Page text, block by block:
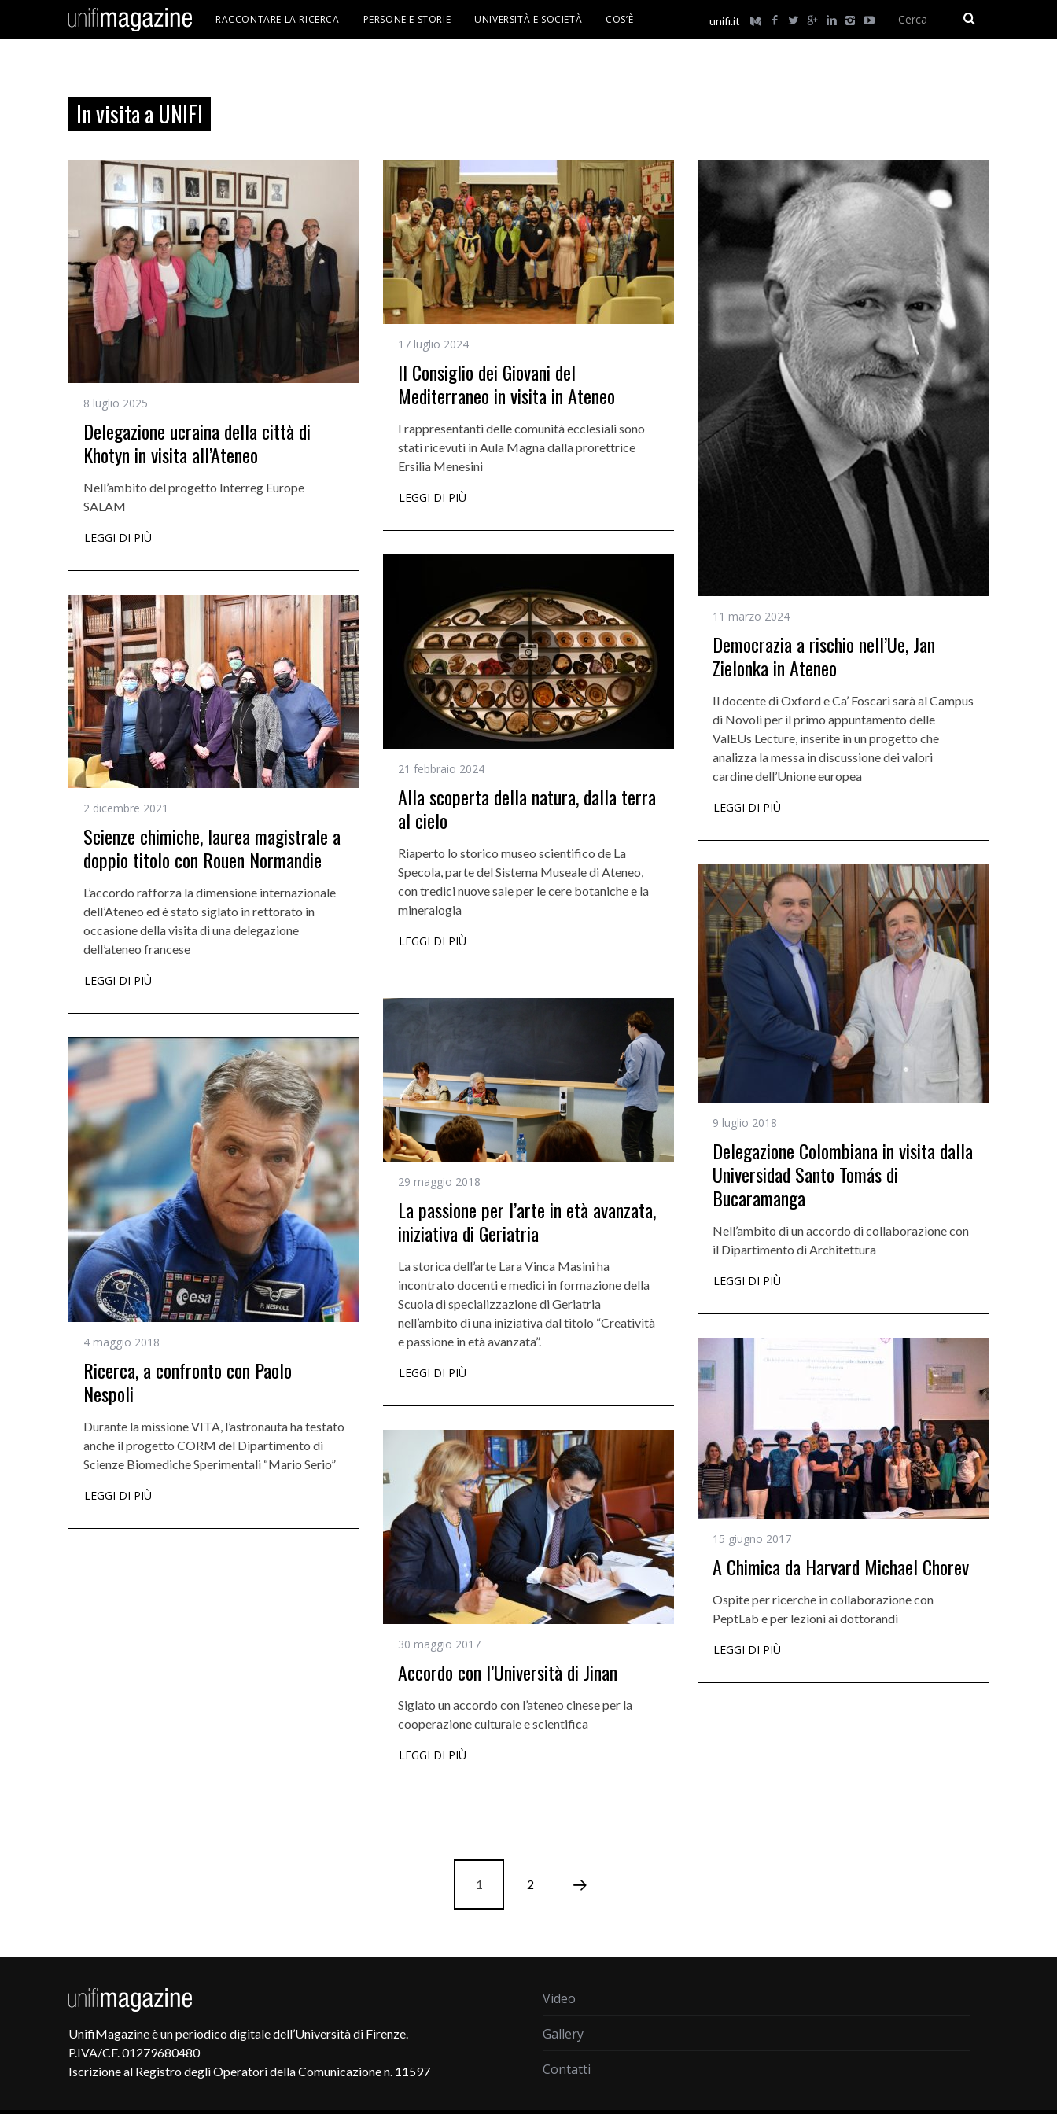
unifi.it
RACCONTARE LA RICERCA PERSONE E STORIE UNIVERSITÀ E SOCIETÀ COS’È
In visita a UNIFI
8 luglio 2025
Delegazione ucraina della città di
Khotyn in visita all’Ateneo
Nell’ambito del progetto Interreg Europe
SALAM
LEGGI DI PIÙ
17 luglio 2024
Il Consiglio dei Giovani del
Mediterraneo in visita in Ateneo
I rappresentanti delle comunità ecclesiali sono
stati ricevuti in Aula Magna dalla prorettrice
Ersilia Menesini
LEGGI DI PIÙ
11 marzo 2024
Democrazia a rischio nell’Ue, Jan
Zielonka in Ateneo
Il docente di Oxford e Ca’ Foscari sarà al Campus
di Novoli per il primo appuntamento delle
ValEUs Lecture, inserite in un progetto che
analizza la messa in discussione dei valori
cardine dell’Unione europea
LEGGI DI PIÙ
21 febbraio 2024
Alla scoperta della natura, dalla terra
al cielo
Riaperto lo storico museo scientifico de La
Specola, parte del Sistema Museale di Ateneo,
con tredici nuove sale per le cere botaniche e la
mineralogia
LEGGI DI PIÙ
2 dicembre 2021
Scienze chimiche, laurea magistrale a
doppio titolo con Rouen Normandie
L’accordo rafforza la dimensione internazionale
dell’Ateneo ed è stato siglato in rettorato in
occasione della visita di una delegazione
dell’ateneo francese
LEGGI DI PIÙ
9 luglio 2018
Delegazione Colombiana in visita dalla
Universidad Santo Tomás di
Bucaramanga
Nell’ambito di un accordo di collaborazione con
il Dipartimento di Architettura
LEGGI DI PIÙ
29 maggio 2018
La passione per l’arte in età avanzata,
iniziativa di Geriatria
La storica dell’arte Lara Vinca Masini ha
incontrato docenti e medici in formazione della
Scuola di specializzazione di Geriatria
nell’ambito di una iniziativa dal titolo “Creatività
e passione in età avanzata”.
LEGGI DI PIÙ
4 maggio 2018
Ricerca, a confronto con Paolo
Nespoli
Durante la missione VITA, l’astronauta ha testato
anche il progetto CORM del Dipartimento di
Scienze Biomediche Sperimentali “Mario Serio”
LEGGI DI PIÙ
15 giugno 2017
A Chimica da Harvard Michael Chorev
Ospite per ricerche in collaborazione con
PeptLab e per lezioni ai dottorandi
LEGGI DI PIÙ
30 maggio 2017
Accordo con l’Università di Jinan
Siglato un accordo con l’ateneo cinese per la
cooperazione culturale e scientifica
LEGGI DI PIÙ
1 2
UnifiMagazine è un periodico digitale dell’Università di Firenze.
P.IVA/CF. 01279680480
Iscrizione al Registro degli Operatori della Comunicazione n. 11597
Video
Gallery
Contatti